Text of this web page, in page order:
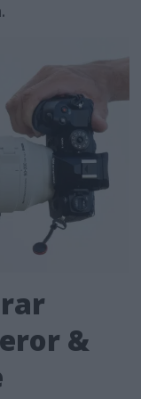
&